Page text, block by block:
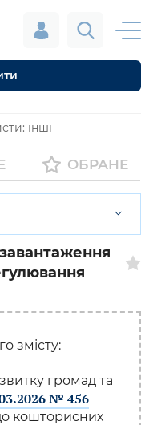
інші
ОБРАНЕ
змісту:
громад та
№ 456
кошторисних